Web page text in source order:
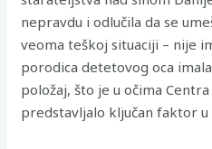
nepravdu i odlučila da se
veoma teškoj situaciji – nije
porodica detetovog oca
položaj, što je u očima
predstavljalo ključan faktor u